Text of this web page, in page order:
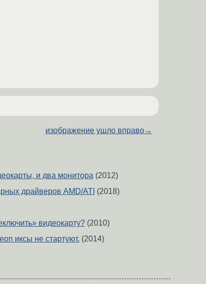
изображение ушло вправо→
и два монитора(2012)
драйверов AMD/ATI (2018)
видеокарту?(2010)
иксы не стартуют. (2014)